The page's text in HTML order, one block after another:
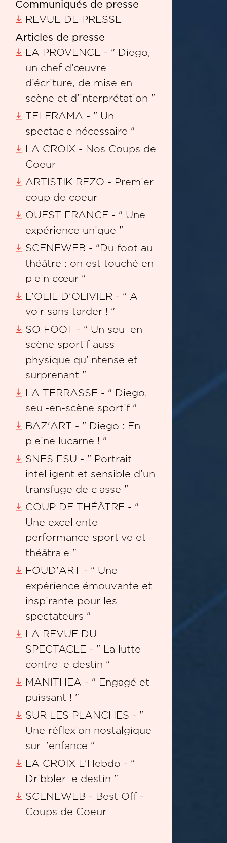
Communiqués de presse
REVUE DE PRESSE
Articles de presse
LA PROVENCE - " Diego,
un chef d’œuvre
d’écriture, de mise en
scène et d’interprétation "
TELERAMA - " Un
spectacle nécessaire "
LA CROIX - Nos Coups de
Coeur
ARTISTIK REZO - Premier
coup de coeur
OUEST FRANCE - " Une
expérience unique "
SCENEWEB - "Du foot au
théâtre : on est touché en
plein cœur "
L'OEIL D'OLIVIER - " A
voir sans tarder ! "
SO FOOT - " Un seul en
scène sportif aussi
physique qu’intense et
surprenant "
LA TERRASSE - " Diego,
seul-en-scène sportif "
BAZ'ART - " Diego : En
pleine lucarne ! "
SNES FSU - " Portrait
intelligent et sensible d’un
transfuge de classe "
COUP DE THÉÂTRE - "
Une excellente
performance sportive et
théâtrale "
FOUD'ART - " Une
expérience émouvante et
inspirante pour les
spectateurs "
LA REVUE DU
SPECTACLE - " La lutte
contre le destin "
MANITHEA - " Engagé et
puissant ! "
SUR LES PLANCHES - "
Une réflexion nostalgique
sur l'enfance "
LA CROIX L'Hebdo - "
Dribbler le destin "
SCENEWEB - Best Off -
Coups de Coeur